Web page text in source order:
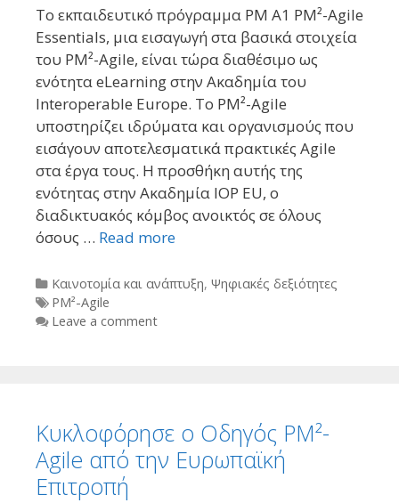
Tο εκπαιδευτικό πρόγραμμα PM A1 PM²-Agile
Essentials, μια εισαγωγή στα βασικά στοιχεία
του PM²-Agile, είναι τώρα διαθέσιμο ως
ενότητα eLearning στην Ακαδημία του
Interoperable Europe. Το PM²-Agile
υποστηρίζει ιδρύματα και οργανισμούς που
εισάγουν αποτελεσματικά πρακτικές Agile
στα έργα τους. Η προσθήκη αυτής της
ενότητας στην Ακαδημία IOP EU, ο
διαδικτυακός κόμβος ανοικτός σε όλους
όσους … Read more
Categories
Καινοτομία και ανάπτυξη, Ψηφιακές δεξιότητες
Tags
PM²-Agile
Leave a comment
Κυκλοφόρησε ο Οδηγός PM²-
Agile από την Ευρωπαϊκή
Επιτροπή